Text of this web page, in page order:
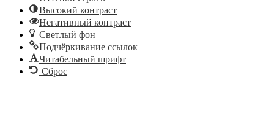
Высокий контраст
Негативный контраст
Светлый фон
Подчёркивание ссылок
Читабельный шрифт
Сброс